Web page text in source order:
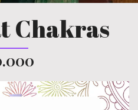
Chakras